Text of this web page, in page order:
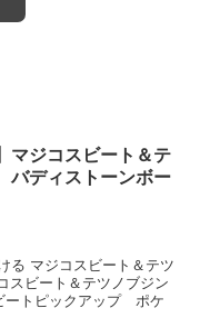
マジコスビート＆テ
ディストーンボー
る マジコスビート＆テツ
スビート＆テツノブジン
ートピックアップ ポケ